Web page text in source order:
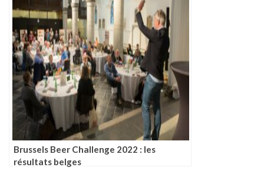
Brussels Beer Challenge 2022 : les
résultats belges